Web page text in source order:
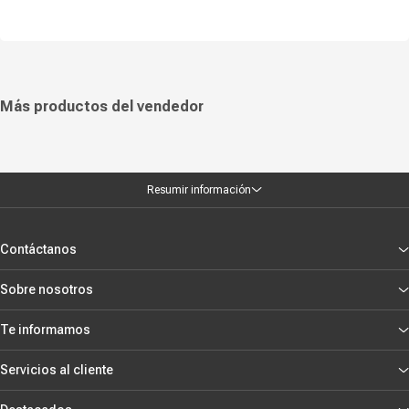
Más productos del vendedor
Resumir información
Contáctanos
Sobre nosotros
Te informamos
Servicios al cliente